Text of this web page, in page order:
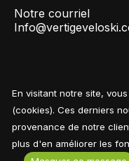
Notre courriel
© Copyright 2026 Vertige
En visitant notre site,
(cookies). Ces derniers
provenance de notre
plus d'en améliorer les